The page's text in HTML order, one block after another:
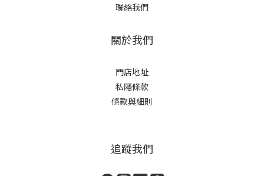
聯絡我們
關於我們
門店地址
私隱條款
條款與細則
追蹤我們